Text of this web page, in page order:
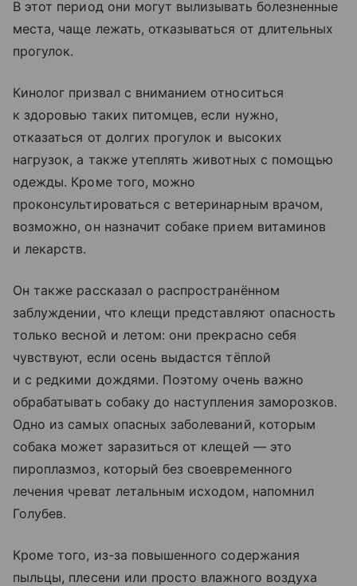
В этот период они могут вылизывать болезненные
места, чаще лежать, отказываться от длительных
прогулок.
Кинолог призвал с вниманием относиться
к здоровью таких питомцев, если нужно,
отказаться от долгих прогулок и высоких
нагрузок, а также утеплять животных с помощью
одежды. Кроме того, можно
проконсультироваться с ветеринарным врачом,
возможно, он назначит собаке прием витаминов
и лекарств.
Он также рассказал о распространённом
заблуждении, что клещи представляют опасность
только весной и летом: они прекрасно себя
чувствуют, если осень выдастся тёплой
и с редкими дождями. Поэтому очень важно
обрабатывать собаку до наступления заморозков.
Одно из самых опасных заболеваний, которым
собака может заразиться от клещей — это
пироплазмоз, который без своевременного
лечения чреват летальным исходом, напомнил
Голубев.
Кроме того, из-за повышенного содержания
пыльцы, плесени или просто влажного воздуха